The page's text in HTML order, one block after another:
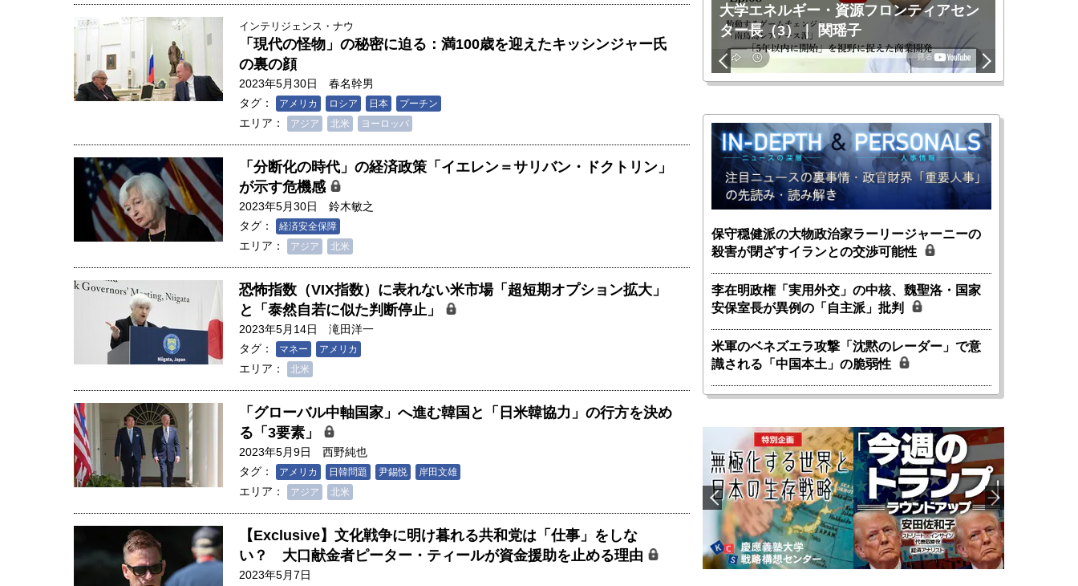
インテリジェンス・ナウ
「現代の怪物」の秘密に迫る：満100歳を迎えたキッシンジャー氏
の裏の顔
2023年5月30日
春名幹男
タグ：
アメリカ ロシア 日本 プーチン
エリア： アジア 北米 ヨーロッパ
「分断化の時代」の経済政策「イエレン＝サリバン・ドクトリン」
が示す危機感
2023年5月30日
鈴木敏之
タグ：
経済安全保障
エリア： アジア 北米
恐怖指数（VIX指数）に表れない米市場「超短期オプション拡大」
と「泰然自若に似た判断停止」
2023年5月14日
滝田洋一
タグ：
マネー アメリカ
エリア： 北米
「グローバル中軸国家」へ進む韓国と「日米韓協力」の行方を決め
る「3要素」
2023年5月9日
西野純也
タグ：
アメリカ 日韓問題 尹錫悦 岸田文雄
エリア： アジア 北米
【Exclusive】文化戦争に明け暮れる共和党は「仕事」をしな
い？ 大口献金者ピーター・ティールが資金援助を止める理由
2023年5月7日
創成科学研究科教授（4）｜ 関瑶子
大学エネルギー・資源フロンティアセン
ター長（3）｜ 関瑶子
保守穏健派の大物政治家ラーリージャーニーの
殺害が閉ざすイランとの交渉可能性
李在明政権「実用外交」の中核、魏聖洛・国家
安保室長が異例の「自主派」批判
米軍のベネズエラ攻撃「沈黙のレーダー」で意
識される「中国本土」の脆弱性